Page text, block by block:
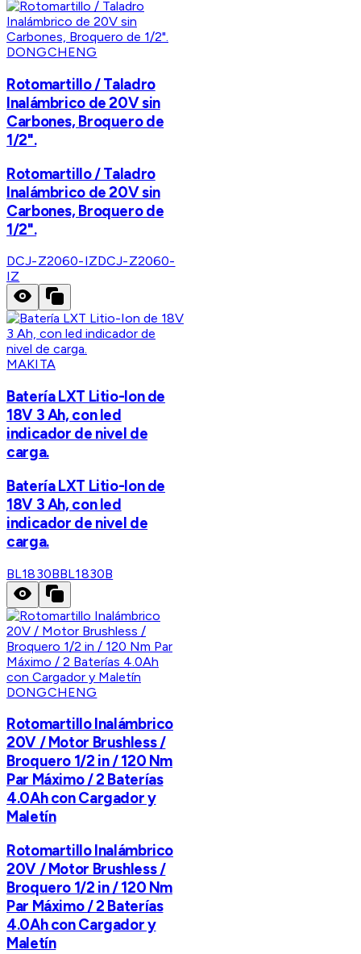
DONGCHENG
Rotomartillo / Taladro
Inalámbrico de 20V sin
Carbones, Broquero de
1/2".
Rotomartillo / Taladro
Inalámbrico de 20V sin
Carbones, Broquero de
1/2".
DCJ-Z2060-IZDCJ-Z2060-
IZ
MAKITA
Batería LXT Litio-Ion de
18V 3 Ah, con led
indicador de nivel de
carga.
Batería LXT Litio-Ion de
18V 3 Ah, con led
indicador de nivel de
carga.
BL1830BBL1830B
DONGCHENG
Rotomartillo Inalámbrico
20V / Motor Brushless /
Broquero 1/2 in / 120 Nm
Par Máximo / 2 Baterías
4.0Ah con Cargador y
Maletín
Rotomartillo Inalámbrico
20V / Motor Brushless /
Broquero 1/2 in / 120 Nm
Par Máximo / 2 Baterías
4.0Ah con Cargador y
Maletín